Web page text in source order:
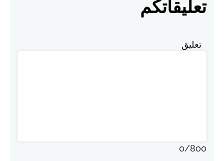
تعليقاتكم
تعليق
0/800